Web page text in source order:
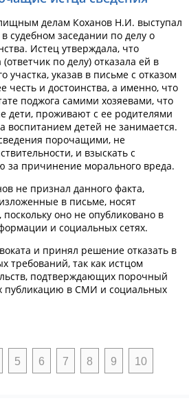
делам Коханов Н.И. выступал
судебном заседании по делу о
Истец утверждала, что
по делу) отказала ей в
участка, указав в письме с отказом
честь и достоинства, а именно, что
поджога самими хозяевами, что
дети, проживают с ее родителями
воспитанием детей не занимается.
порочащими, не
и взыскать с
за причинение морального вреда.
не признал данного факта,
в письме, носят
оно не опубликовано в
и социальных сетях.
и принял решение отказать в
требований, так как истцом
подтверждающих порочный
публикацию в СМИ и социальных
5 6 7 8 9 10